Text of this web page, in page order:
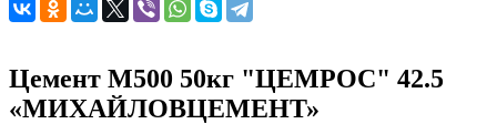
Цемент М500 50кг "ЦЕМРОС" 42.5
«МИХАЙЛОВЦЕМЕНТ»